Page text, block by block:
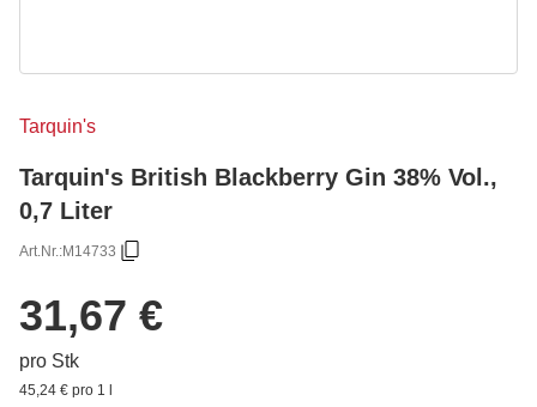
Tarquin's
Tarquin's British Blackberry Gin 38% Vol.,
0,7 Liter
Art.Nr.:M14733
31,67 €
pro Stk
45,24 € pro 1 l